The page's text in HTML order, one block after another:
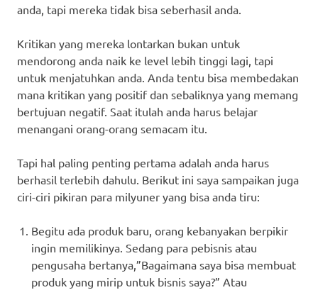
anda, tapi mereka tidak bisa seberhasil anda.
Kritikan yang mereka lontarkan bukan untuk
mendorong anda naik ke level lebih tinggi lagi, tapi
untuk menjatuhkan anda. Anda tentu bisa membedakan
mana kritikan yang positif dan sebaliknya yang memang
bertujuan negatif. Saat itulah anda harus belajar
menangani orang-orang semacam itu.
Tapi hal paling penting pertama adalah anda harus
berhasil terlebih dahulu. Berikut ini saya sampaikan juga
ciri-ciri pikiran para milyuner yang bisa anda tiru:
Begitu ada produk baru, orang kebanyakan berpikir
ingin memilikinya. Sedang para pebisnis atau
pengusaha bertanya,”Bagaimana saya bisa membuat
produk yang mirip untuk bisnis saya?” Atau